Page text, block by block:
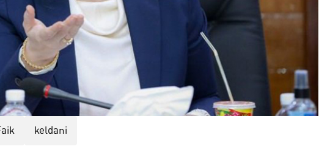
keldani